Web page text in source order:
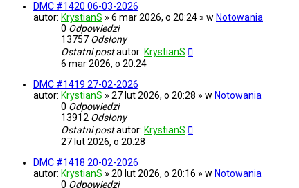
DMC #1420 06-03-2026
autor: KrystianS » 6 mar 2026, o 20:24 » w Notowania
0 Odpowiedzi
13757 Odsłony
Ostatni postautor: KrystianS
6 mar 2026, o 20:24
DMC #1419 27-02-2026
autor: KrystianS » 27 lut 2026, o 20:28 » w Notowania
0 Odpowiedzi
13912 Odsłony
Ostatni postautor: KrystianS
27 lut 2026, o 20:28
DMC #1418 20-02-2026
autor: KrystianS » 20 lut 2026, o 20:16 » w Notowania
0 Odpowiedzi